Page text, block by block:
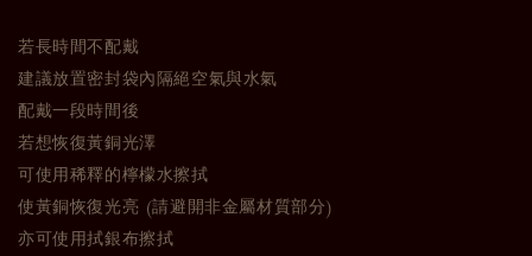
若長時間不配戴
建議放置密封袋內隔絕空氣與水氣
配戴一段時間後
若想恢復黃銅光澤
可使用稀釋的檸檬水擦拭
使黃銅恢復光亮 (請避開非金屬材質部分)
亦可使用拭銀布擦拭